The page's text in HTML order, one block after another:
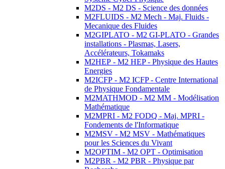
M2DS - M2 DS - Science des données
M2FLUIDS - M2 Mech - Maj. Fluids -
Mecanique des Fluides
M2GIPLATO - M2 GI-PLATO - Grandes
installations - Plasmas, Lasers,
Accélérateurs, Tokamaks
M2HEP - M2 HEP - Physique des Hautes
Energies
M2ICFP - M2 ICFP - Centre International
de Physique Fondamentale
M2MATHMOD - M2 MM - Modélisation
Mathématique
M2MPRI - M2 FODQ - Maj. MPRI -
Fondements de l'Informatique
M2MSV - M2 MSV - Mathématiques
pour les Sciences du Vivant
M2OPTIM - M2 OPT - Optimisation
M2PBR - M2 PBR - Physique par